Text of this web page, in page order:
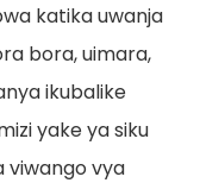
katika uwanja
bora, uimara,
ikubalike
yake ya siku
viwango vya